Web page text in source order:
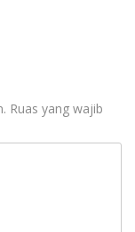
Ruas yang wajib